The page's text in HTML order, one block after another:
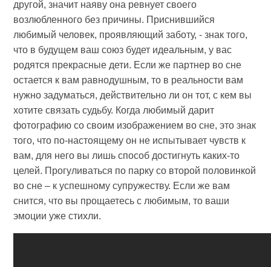
другой, значит наяву она ревнует своего
возлюбленного без причины. Приснившийся
любимый человек, проявляющий заботу, - знак того,
что в будущем ваш союз будет идеальным, у вас
родятся прекрасные дети. Если же партнер во сне
остается к вам равнодушным, то в реальности вам
нужно задуматься, действительно ли он тот, с кем вы
хотите связать судьбу. Когда любимый дарит
фотографию со своим изображением во сне, это знак
того, что по-настоящему он не испытывает чувств к
вам, для него вы лишь способ достигнуть каких-то
целей. Прогуливаться по парку со второй половинкой
во сне – к успешному супружеству. Если же вам
снится, что вы прощаетесь с любимым, то ваши
эмоции уже стихли.